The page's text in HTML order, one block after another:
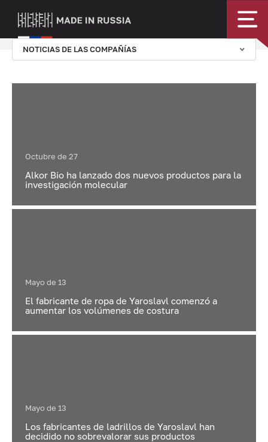
NOTICIAS DE LAS COMPAÑÍAS
Octubre de 27
Alkor Bio ha lanzado dos nuevos productos para la
investigación molecular
Mayo de 13
El fabricante de ropa de Yaroslavl comenzó a
aumentar los volúmenes de costura
Mayo de 13
Los fabricantes de ladrillos de Yaroslavl han
decidido no sobrevalorar sus productos